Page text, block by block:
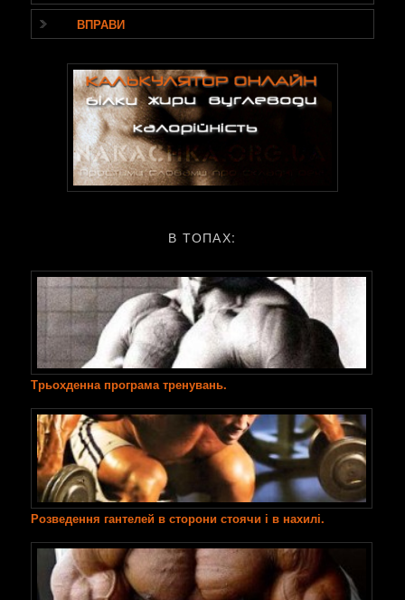
ВПРАВИ
В ТОПАХ:
Трьохденна програма тренувань.
Розведення гантелей в сторони стоячи і в нахилі.